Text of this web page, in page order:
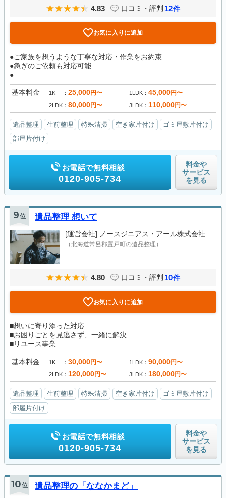
4.83 口コミ・評判 12件
お気に入りに追加
●ご家族を想うような丁寧な対応・作業をお約束
●急ぎのご依頼も対応可能
●...
基本料金 1K 25,000円〜 1LDK 45,000円〜
2LDK 80,000円〜 3LDK 110,000円〜
遺品整理 生前整理 特殊清掃 空き家片付け
ゴミ屋敷片付け
部屋片付け
お電話で無料相談
0120-905-734
料金や
サービス
を見る
9位 遺品整理 想いて
[運営会社] ノースジニアス・アール株式会社
（北海道常呂郡置戸町の遺品整理）
4.80 口コミ・評判 10件
お気に入りに追加
■想いに寄り添った対応
■お困りごとを見逃さず、一緒に解決
■リユース事業...
基本料金 1K 30,000円〜 1LDK 90,000円〜
2LDK 120,000円〜 3LDK 180,000円〜
遺品整理 生前整理 特殊清掃 空き家片付け
ゴミ屋敷片付け
部屋片付け
お電話で無料相談
0120-905-734
料金や
サービス
を見る
10位 遺品整理の「ななかまど」